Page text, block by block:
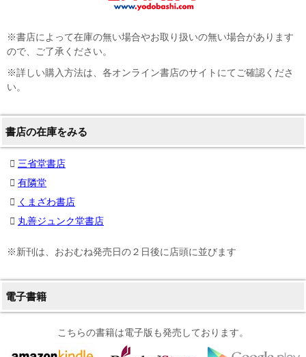
※書店によって在庫の無い場合やお取り扱いの無い場合があります
ので、ご了承ください。
※詳しい購入方法は、各オンライン書店のサイトにてご確認くださ
い。
書店の在庫をみる
三省堂書店
有隣堂
くまざわ書店
丸善ジュンク堂書店
※新刊は、おおむね発売日の２日後に店頭に並びます
電子書籍
こちらの書籍は電子版も発売しております。